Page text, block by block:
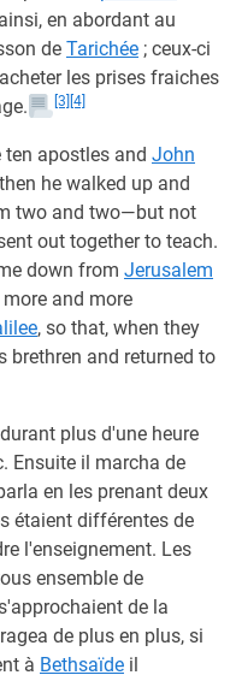
en abordant au
de Tarichée ; ceux-ci
les prises fraiches
[3] [4]
apostles and John
he walked up and
two and two—but not
out together to teach.
down from Jerusalem
and more
, so that, when they
brethren and returned to
plus d'une heure
Ensuite il marcha de
en les prenant deux
étaient différentes de
l'enseignement. Les
ensemble de
de la
de plus en plus, si
à Bethsaïde il